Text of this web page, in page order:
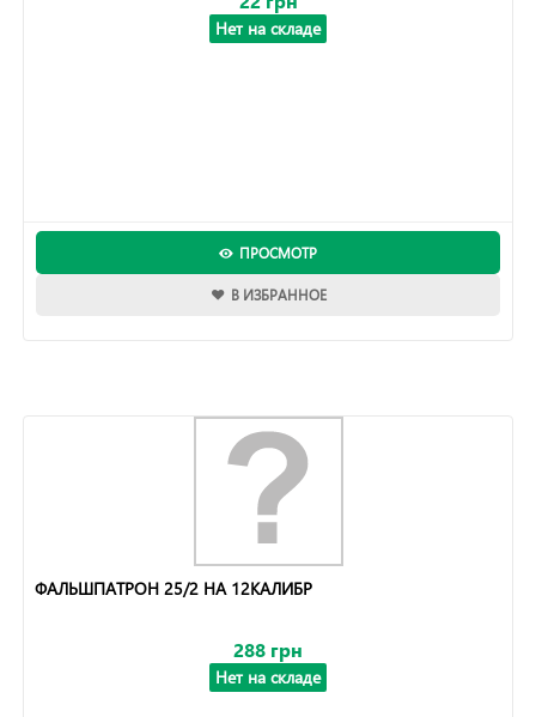
Нет на складе
ПРОСМОТР
В ИЗБРАННОЕ
ФАЛЬШПАТРОН 25/2 НА 12КАЛИБР
288 грн
Нет на складе